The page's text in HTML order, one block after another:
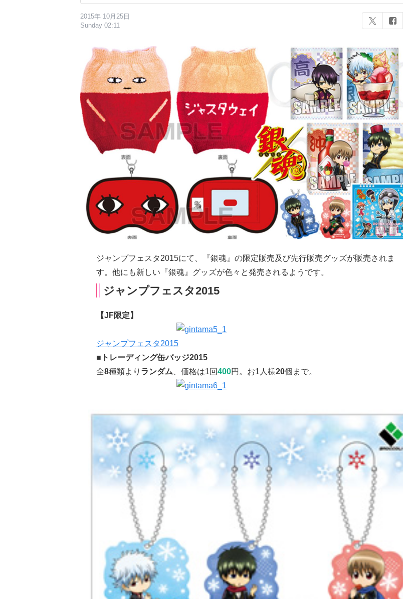
2015年 10月25日
Sunday 02:11
ジャンプフェスタ2015にて、『銀魂』の限定販売及び先行販売グッズが販売されま
す。他にも新しい『銀魂』グッズが色々と発売されるようです。
ジャンプフェスタ2015
【JF限定】
ジャンプフェスタ2015
■トレーディング缶バッジ2015
全8種類より ランダム 、価格は1回400円。お1人様20個まで。